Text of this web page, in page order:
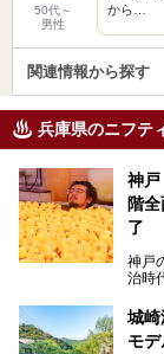
50代～
男性
から…
関連情報から探す
兵庫県のニフテ
神
階
了
神戸
治時
っぱ
コワ
設備
城崎
モ